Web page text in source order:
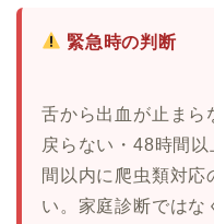
緊急時の判断
舌から出血が止まら
戻らない・48時間
間以内に爬虫類対応
い。家庭診断ではな